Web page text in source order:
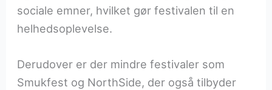
sociale emner, hvilket gør festivalen til en
helhedsoplevelse.
Derudover er der mindre festivaler som
Smukfest og NorthSide, der også tilbyder